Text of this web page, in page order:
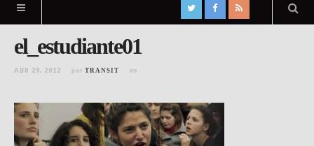
el_estudiante01
ABR 29, 2012 por TRANSIT en